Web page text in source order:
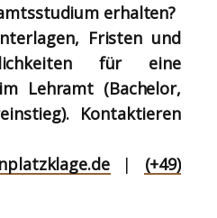
erhalten?
Fristen und
für eine
Lehramt (Bachelor,
Kontaktieren
| (+49)